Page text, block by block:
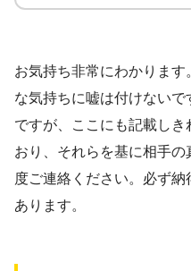
お気持ち非常にわかります
な気持ちに嘘は付けないで
ですが、ここにも記載し
おり、それらを基に相手
度ご連絡ください。必ず
あります。